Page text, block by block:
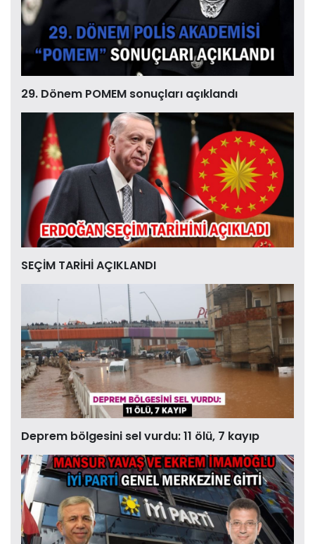
29. Dönem POMEM sonuçları açıklandı
SEÇİM TARİHİ AÇIKLANDI
Deprem bölgesini sel vurdu: 11 ölü, 7 kayıp